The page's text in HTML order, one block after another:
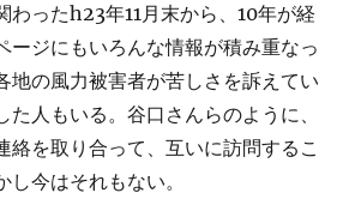
わったh23年11月末から、10年が経
ージにもいろんな情報が積み重なっ
地の風力被害者が苦しさを訴えてい
た人もいる。谷口さんらのように、
絡を取り合って、互いに訪問するこ
し今はそれもない。